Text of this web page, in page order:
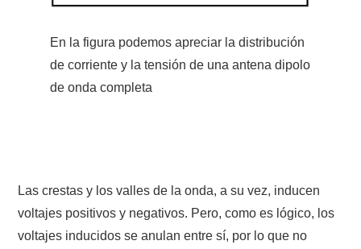
SOTA Y POTA
CRECJ
MUMLA APP ( MUY FÁCIL )
En la figura podemos apreciar la distribución
de corriente y la tensión de una antena dipolo
de onda completa
Las crestas y los valles de la onda, a su vez, inducen
voltajes positivos y negativos. Pero, como es lógico, los
voltajes inducidos se anulan entre sí, por lo que no